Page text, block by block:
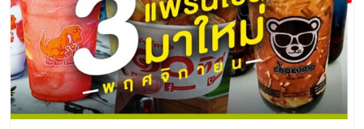
รน
ไชส์,
ศูนย์